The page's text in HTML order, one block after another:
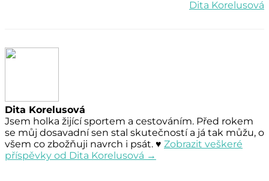
Dita Korelusová
Dita Korelusová
Jsem holka žijící sportem a cestováním. Před rokem
se můj dosavadní sen stal skutečností a já tak můžu, o
všem co zbožňuji navrch i psát. ♥ Zobrazit veškeré
příspěvky od Dita Korelusová →